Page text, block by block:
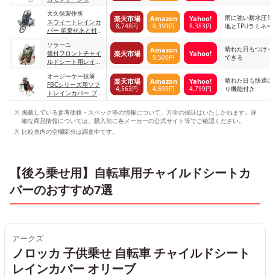
大久保製作所
スウィートレインカ
バー 前乗せあと付
ー
楽天市場
8,748円
Amazon
8,399円
Yahoo!
8,383円
雨に強い耐水圧
地とTPUラミネ
ソラーユ
後付フロントチャイ
ルドシート用レイン
楽天市場 Amazon
9,500円 Yahoo!
晴れた日もつけ
できる
オージーケー技研
FBCシリーズ用ソフ
トレインカバー ブ
楽天市場
4,563円
Amazon
4,699円
Yahoo!
4,799円
晴れた日も快適
り機能付き
掲載している参考価格・スペック等の情報について、万全の保証はいたしかねます。詳
細な商品情報については、購入前に各メーカーの公式サイト等でご確認ください。
比較表内の空欄部分は調査中です。
【後ろ乗せ用】自転車用チャイルドシートカ
バーのおすすめ7選
アークズ
ノロッカ 子供乗せ 自転車 チャイルドシート
レインカバー オリーブ